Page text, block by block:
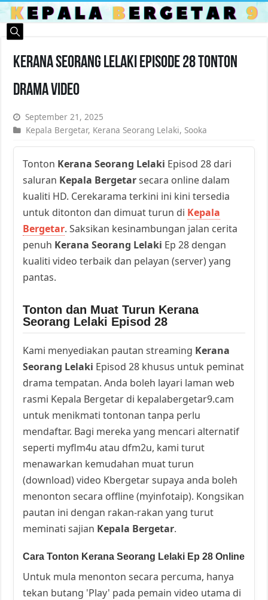
Kerana Seorang Lelaki Episode 28 Tonton
Drama Video
September 21, 2025
Kepala Bergetar, Kerana Seorang Lelaki, Sooka
Tonton Kerana Seorang Lelaki Episod 28 dari
saluran Kepala Bergetarsecara online dalam
kualiti HD. Cerekarama terkini ini kini tersedia
untuk ditonton dan dimuat turun di Kepala
Bergetar. Saksikan kesinambungan jalan cerita
penuh Kerana Seorang Lelaki Ep 28 dengan
kualiti video terbaik dan pelayan (server) yang
pantas.
Tonton dan Muat Turun Kerana
Seorang Lelaki Episod 28
Kami menyediakan pautan streaming Kerana
Seorang Lelaki Episod 28 khusus untuk peminat
drama tempatan. Anda boleh layari laman web
rasmi Kepala Bergetar di kepalabergetar9.cam
untuk menikmati tontonan tanpa perlu
mendaftar. Bagi mereka yang mencari alternatif
seperti myflm4u atau dfm2u, kami turut
menawarkan kemudahan muat turun
(download) video Kbergetar supaya anda boleh
menonton secara offline (myinfotaip). Kongsikan
pautan ini dengan rakan-rakan yang turut
meminati sajian Kepala Bergetar.
Cara Tonton Kerana Seorang Lelaki Ep 28 Online
Untuk mula menonton secara percuma, hanya
tekan butang 'Play' pada pemain video utama di